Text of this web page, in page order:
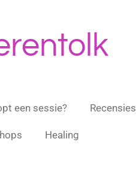
een sessie? Recensies
Healing